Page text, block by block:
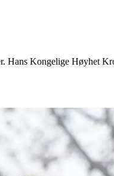
Hans Kongelige Høyhet